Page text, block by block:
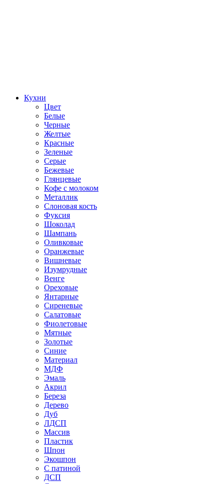
Кухни
Цвет
Белые
Черные
Желтые
Красные
Зеленые
Серые
Бежевые
Глянцевые
Кофе с молоком
Металлик
Слоновая кость
Фуксия
Шоколад
Шампань
Оливковые
Оранжевые
Вишневые
Изумрудные
Венге
Ореховые
Янтарные
Сиреневые
Салатовые
Фиолетовые
Мятные
Золотые
Синие
Материал
МДФ
Эмаль
Акрил
Береза
Дерево
Дуб
ЛДСП
Массив
Пластик
Шпон
Экошпон
С патиной
ДСП